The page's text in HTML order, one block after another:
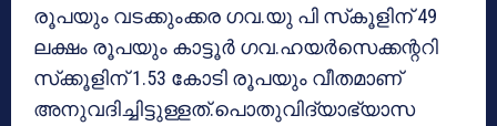
രൂപയും വടക്കുംക്കര ഗവ.യു പി സ്‌കൂളിന് 49
ലക്ഷം രൂപയും കാട്ടൂര്‍ ഗവ.ഹയര്‍സെക്കന്ററി
സ്‌ക്കൂളിന് 1.53 കോടി രൂപയും വീതമാണ്
അനുവദിച്ചിട്ടുള്ളത്.പൊതുവിദ്യാഭ്യാസ